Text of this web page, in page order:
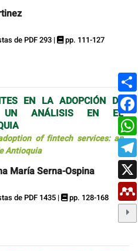
de PDF 293 | pp. 111-127
EN LA ADOPCIÓN DE
UN ANÁLISIS EN EL
of fintech services: an
Antioquia
María Serna-Ospina
de PDF 1435 | pp. 128-168